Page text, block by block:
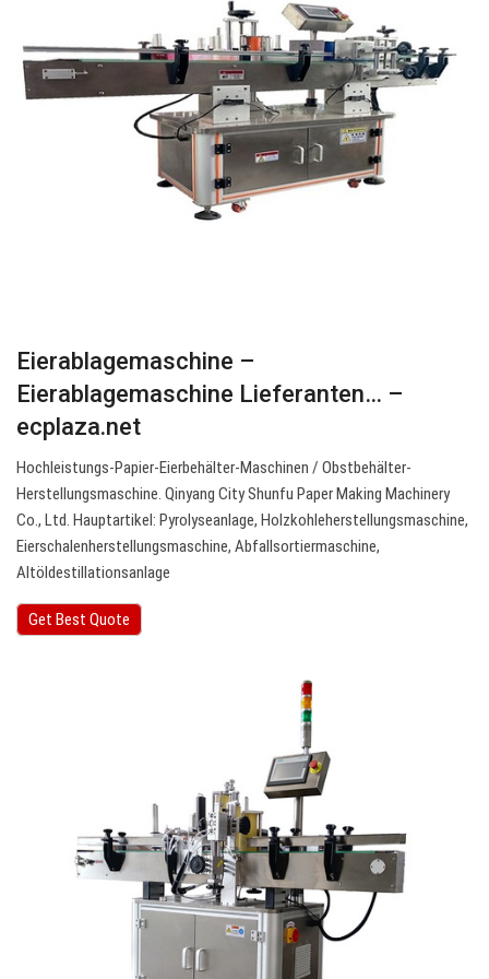
Eierablagemaschine –
Eierablagemaschine Lieferanten… –
ecplaza.net
Hochleistungs-Papier-Eierbehälter-Maschinen / Obstbehälter-
Herstellungsmaschine. Qinyang City Shunfu Paper Making Machinery
Co., Ltd. Hauptartikel: Pyrolyseanlage, Holzkohleherstellungsmaschine,
Eierschalenherstellungsmaschine, Abfallsortiermaschine,
Altöldestillationsanlage
Get Best Quote